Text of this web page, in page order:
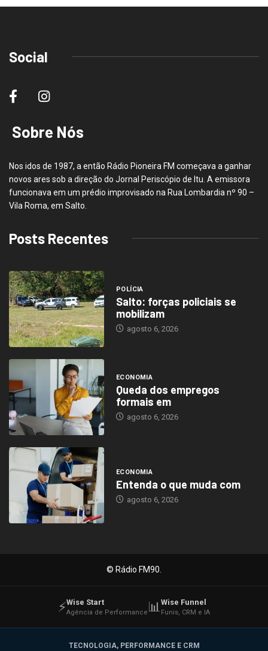
Social
Sobre Nós
Nos idos de 1987, a então Rádio Pioneira FM começava a ganhar
novos ares sob a direção do Jornal Periscópio de Itu. A emissora
funcionava em um prédio improvisado na Rua Lombardia nº 90 –
Vila Roma, em Salto.
Posts Recentes
POLÍCIA
Salto: forças policiais se
mobilizam
agosto 6, 2026
ECONOMIA
Queda dos empregos
formais em
agosto 6, 2026
ECONOMIA
Entenda o que muda com
agosto 6, 2026
© Rádio FM90.
⚡Wise Start
Agência de Performance 📊 Wise Funnel
Funis, CRM e IA
TECNOLOGIA, PERFORMANCE E CRM